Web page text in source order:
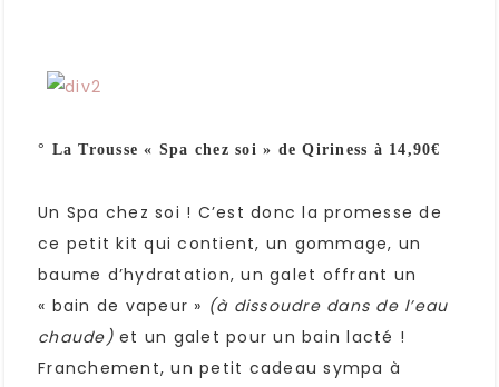
° La Trousse « Spa chez soi » de Qiriness à 14,90€
Un Spa chez soi ! C’est donc la promesse de
ce petit kit qui contient, un gommage, un
baume d’hydratation, un galet offrant un
« bain de vapeur » (à dissoudre dans de l’eau
chaude) et un galet pour un bain lacté !
Franchement, un petit cadeau sympa à